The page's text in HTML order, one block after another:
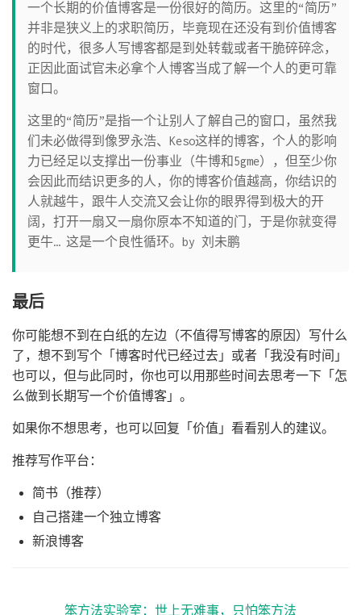
一个长期的价值博客是一份很好的简历。这里的“简历”
并非是狭义上的求职简历，毕竟现在还没有到价值博客
的时代，很多人写博客都是到处转载或者干脆碎碎念，
正因此面试官未必拿个人博客当成了解一个人的更可靠
窗口。
这里的“简历”是指一个让别人了解自己的窗口，虽然我
们未必做得到像罗永浩、Keso这样的博客，个人的影响
力已经足以支撑出一份事业（牛博和5gme），但至少你
会因此而结识更多的人，你的博客价值越高，你结识的
人就越牛，跟牛人交流又会让你的眼界得到极大的开
阔，打开一扇又一扇你原本不知道的门，于是你就变得
更牛… 这是一个良性循环。by 刘未鹏
最后
你可能想不到在白纸的左边（不值得写博客的原因）写什么
了，想不到写个「博客时代已经过去」或者「我没有时间」
也可以，但与此同时，你也可以用那些时间去思考一下「怎
么做到长期写一个价值博客」。
如果你不想思考，也可以回复「价值」看看别人的建议。
推荐写作平台：
简书（推荐）
自己搭建一个独立博客
新浪博客
笨方法实验室：世上无难事，只怕笨方法